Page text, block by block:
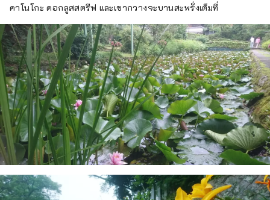
คาโนโกะ ดอกลูสสตรีฟ และเขากวางจะบานสะพรั่งเต็มที่